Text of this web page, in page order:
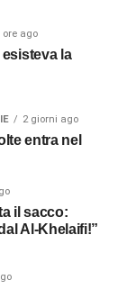
ore ago
la
2 giorni ago
entra nel
il sacco:
Al-Khelaifi!”